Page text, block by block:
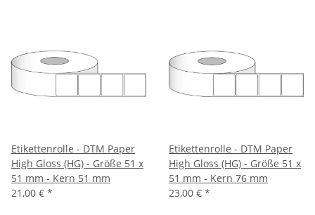
Etikettenrolle - DTM Paper
High Gloss (HG) - Größe 51 x
51 mm - Kern 51 mm
21,00 € *
Etikettenrolle - DTM Paper
High Gloss (HG) - Größe 51 x
51 mm - Kern 76 mm
23,00 € *